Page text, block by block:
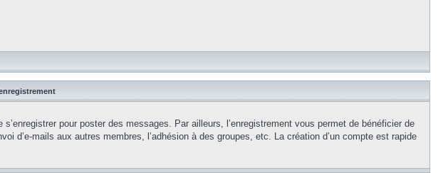
pour poster des messages. Par ailleurs, l’enregistrement vous permet de bénéficier de
d’e-mails aux autres membres, l’adhésion à des groupes, etc. La création d’un compte est rapide